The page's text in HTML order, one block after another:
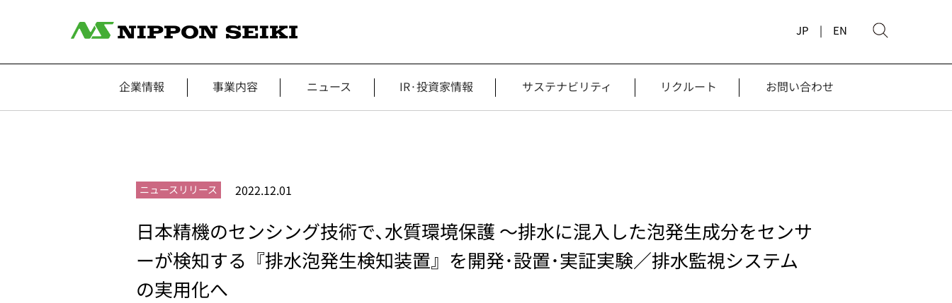
JP | EN
企業情報 事業内容 ニュース IR·投資家情報 サステナビリティ リクルート お問い合わせ
ニュースリリース 2022.12.01
日本精機のセンシング技術で､水質環境保護 ～排水に混入した泡発生成分をセンサ
ーが検知する『排水泡発生検知装置』を開発･設置･実証実験／排水監視システム
の実用化へ